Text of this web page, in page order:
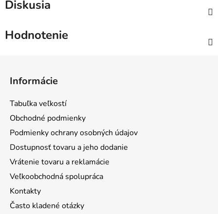
Diskusia
Hodnotenie
Informácie
Tabuľka veľkostí
Obchodné podmienky
Podmienky ochrany osobných údajov
Dostupnosť tovaru a jeho dodanie
Vrátenie tovaru a reklamácie
Veľkoobchodná spolupráca
Kontakty
Často kladené otázky